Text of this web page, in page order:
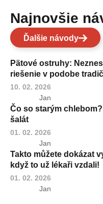
Najnovšie
Ďalšie návody
Pätové ostruhy:
riešenie v podobe
10. 02. 2026
Jan
Čo so starým
šalát
01. 02. 2026
Jan
Takto můžete dokázat
když to už lékaři vzdali!
01. 02. 2026
Jan